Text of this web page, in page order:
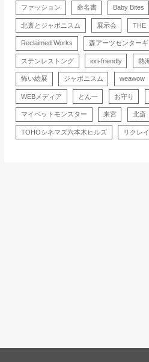
ファッション 命名書 Baby Bites
北斎とジャポニスム 展示会 THE
Reclaimed Works 森アーツセンター
ステンレストング iori-friendly 熱
怖い絵展 ジャポニスム weawow
WEBメディア とん一 お守り
マイペットモンスター 来宮 北斎
TOHOシネマズ六本木ヒルズ リクレ